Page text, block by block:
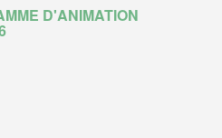
D'ANIMATION